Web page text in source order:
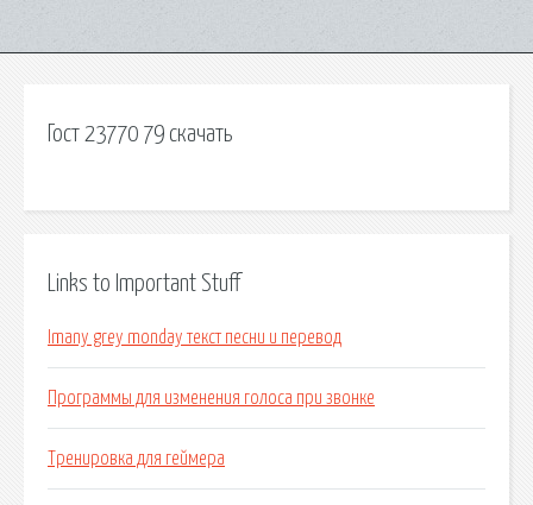
Гост 23770 79 скачать
Links to Important Stuff
Imany grey monday текст песни и перевод
Программы для изменения голоса при звонке
Тренировка для геймера